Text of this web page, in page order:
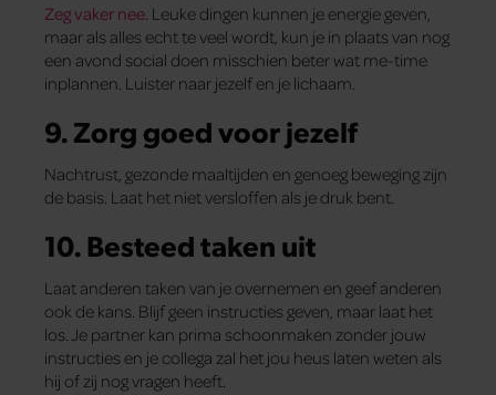
Zeg vaker nee. Leuke dingen kunnen je energie geven,
maar als alles echt te veel wordt, kun je in plaats van nog
een avond social doen misschien beter wat me-time
inplannen. Luister naar jezelf en je lichaam.
9. Zorg goed voor jezelf
Nachtrust, gezonde maaltijden en genoeg beweging zijn
de basis. Laat het niet versloffen als je druk bent.
10. Besteed taken uit
Laat anderen taken van je overnemen en geef anderen
ook de kans. Blijf geen instructies geven, maar laat het
los. Je partner kan prima schoonmaken zonder jouw
instructies en je collega zal het jou heus laten weten als
hij of zij nog vragen heeft.